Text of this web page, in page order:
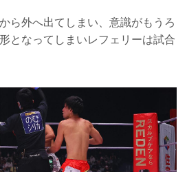
ら外へ出てしまい、意識がもうろ
となってしまいレフェリーは試合